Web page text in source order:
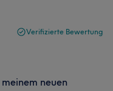
Verifizierte Bewertung
neuen